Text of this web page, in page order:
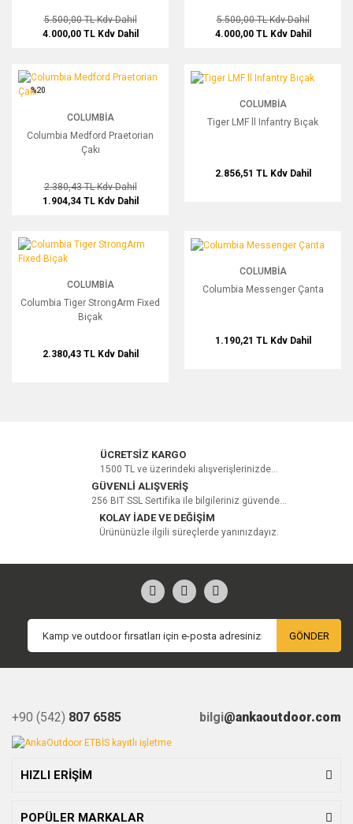
5.500,00 TLKdv Dahil
4.000,00 TL Kdv Dahil
5.500,00 TLKdv Dahil
4.000,00 TL Kdv Dahil
Columbia Medford Praetorian Çakı
%20
COLUMBIA
Columbia Medford Praetorian
Çakı
2.380,43 TLKdv Dahil
1.904,34 TL Kdv Dahil
Tiger LMF ll Infantry Bıçak
COLUMBIA
Tiger LMF ll Infantry Bıçak
2.856,51 TL Kdv Dahil
Columbia Tiger StrongArm Fixed Biçak
COLUMBIA
Columbia Tiger StrongArm Fixed
Biçak
2.380,43 TL Kdv Dahil
Columbia Messenger Çanta
COLUMBIA
Columbia Messenger Çanta
1.190,21 TL Kdv Dahil
ÜCRETSİZ KARGO
1500 TL ve üzerindeki alışverişlerinizde...
GÜVENLİ ALIŞVERİŞ
256 BIT SSL Sertifika ile bilgileriniz güvende...
KOLAY İADE VE DEĞİŞİM
Ürününüzle ilgili süreçlerde yanınızdayız.
GÖNDER
+90 (542) 807 6585 bilgi@ankaoutdoor.com
HIZLI ERİŞİM
POPÜLER MARKALAR